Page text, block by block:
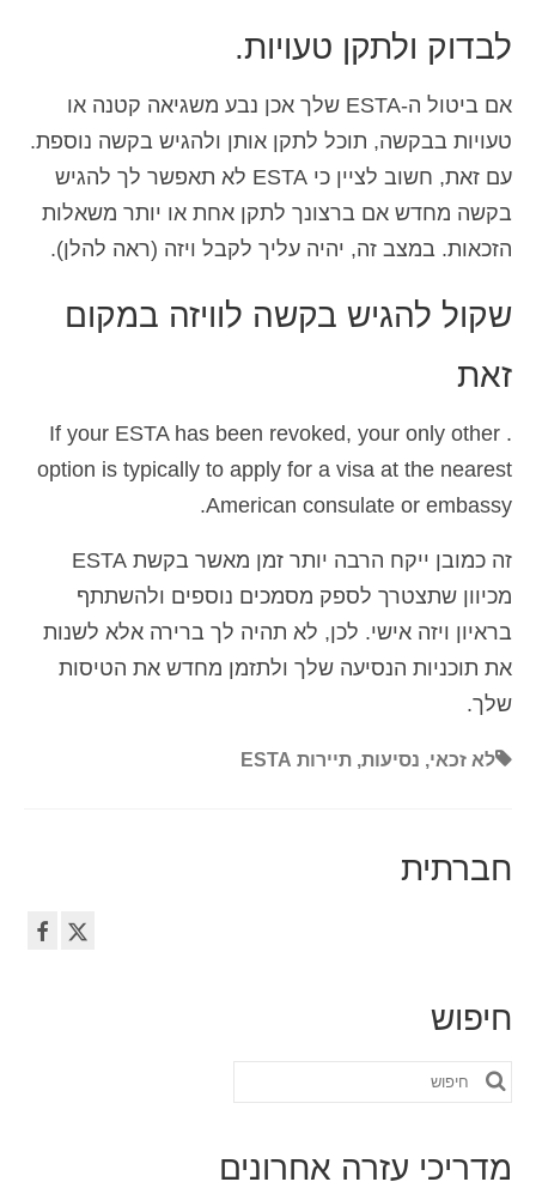
לבדוק ולתקן טעויות.
אם ביטול ה-ESTA שלך אכן נבע משגיאה קטנה או
טעויות בבקשה, תוכל לתקן אותן ולהגיש בקשה נוספת.
עם זאת, חשוב לציין כי ESTA לא תאפשר לך להגיש
בקשה מחדש אם ברצונך לתקן אחת או יותר משאלות
הזכאות. במצב זה, יהיה עליך לקבל ויזה (ראה להלן).
שקול להגיש בקשה לוויזה במקום
זאת
. If your ESTA has been revoked, your only other
option is typically to apply for a visa at the nearest
American consulate or embassy.
זה כמובן ייקח הרבה יותר זמן מאשר בקשת ESTA
מכיוון שתצטרך לספק מסמכים נוספים ולהשתתף
בראיון ויזה אישי. לכן, לא תהיה לך ברירה אלא לשנות
את תוכניות הנסיעה שלך ולתזמן מחדש את הטיסות
שלך.
לא זכאי, נסיעות, תיירות ESTA
חברתית
חיפוש
חפש
מדריכי עזרה אחרונים